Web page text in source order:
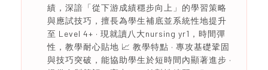
績，深諳「從下游成績穩步向上」的學習策略
與應試技巧，擅長為學生補底並系統性地提升
至 Level 4+ · 現就讀八大nursing yr1，時間彈
性，教學耐心貼地 📈 教學特點 · 專攻基礎鞏固
與技巧突破，能協助學生於短時間內顯著進步 ·